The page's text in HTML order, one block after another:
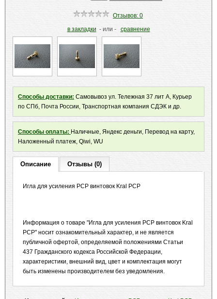
Отзывов: 0
в закладки - или - сравнение
Способы доставки: Самовывоз ул. Тележная 37 лит А, Курьер
по СПб, Почта России, Транспортная компания СДЭК и др.
Способы оплаты: Наличные, Яндекс деньги, Перевод на карту,
Наложенный платеж, Qiwi, WU
Описание Отзывы (0)
Игла для усиления PCP винтовок Kral PCP
Информация о товаре "Игла для усиления PCP винтовок Kral
PCP" носит ознакомительный характер, и не является
публичной офертой, определяемой положениями Статьи
437 Гражданского кодекса Российской Федерации,
характеристики, внешний вид, цвет и комплектация могут
быть изменены производителем без уведомления.